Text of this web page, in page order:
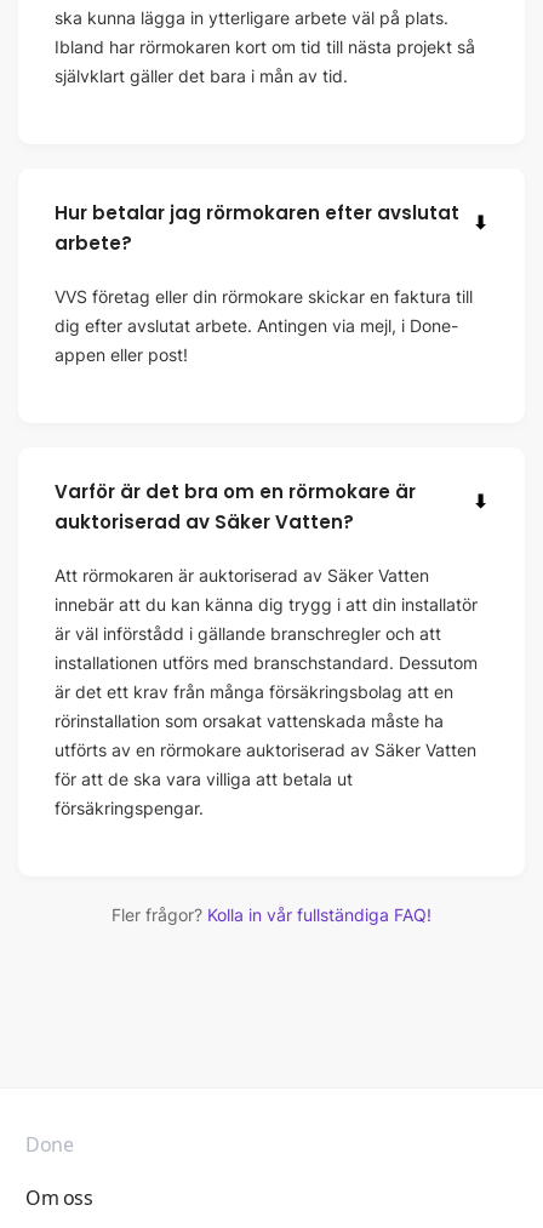
ska kunna lägga in ytterligare arbete väl på plats.
Ibland har rörmokaren kort om tid till nästa projekt så
självklart gäller det bara i mån av tid.
Hur betalar jag rörmokaren efter avslutat
arbete?
⬇
VVS företag eller din rörmokare skickar en faktura till
dig efter avslutat arbete. Antingen via mejl, i Done-
appen eller post!
Varför är det bra om en rörmokare är
auktoriserad av Säker Vatten?
⬇
Att rörmokaren är auktoriserad av Säker Vatten
innebär att du kan känna dig trygg i att din installatör
är väl införstådd i gällande branschregler och att
installationen utförs med branschstandard. Dessutom
är det ett krav från många försäkringsbolag att en
rörinstallation som orsakat vattenskada måste ha
utförts av en rörmokare auktoriserad av Säker Vatten
för att de ska vara villiga att betala ut
försäkringspengar.
Fler frågor? Kolla in vår fullständiga FAQ!
Done
Om oss